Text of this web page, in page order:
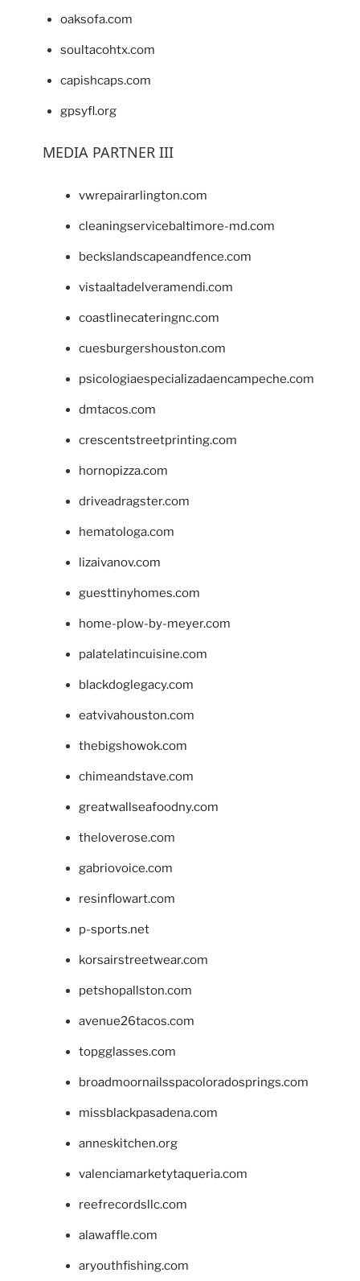
oaksofa.com
soultacohtx.com
capishcaps.com
gpsyfl.org
MEDIA PARTNER III
vwrepairarlington.com
cleaningservicebaltimore-md.com
beckslandscapeandfence.com
vistaaltadelveramendi.com
coastlinecateringnc.com
cuesburgershouston.com
psicologiaespecializadaencampeche.com
dmtacos.com
crescentstreetprinting.com
hornopizza.com
driveadragster.com
hematologa.com
lizaivanov.com
guesttinyhomes.com
home-plow-by-meyer.com
palatelatincuisine.com
blackdoglegacy.com
eatvivahouston.com
thebigshowok.com
chimeandstave.com
greatwallseafoodny.com
theloverose.com
gabriovoice.com
resinflowart.com
p-sports.net
korsairstreetwear.com
petshopallston.com
avenue26tacos.com
topgglasses.com
broadmoornailsspacoloradosprings.com
missblackpasadena.com
anneskitchen.org
valenciamarketytaqueria.com
reefrecordsllc.com
alawaffle.com
aryouthfishing.com